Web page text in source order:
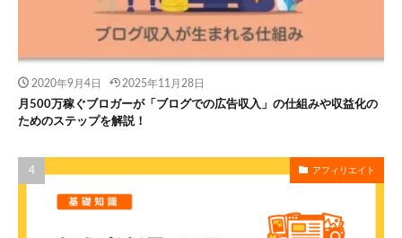
2020年9月4日 2025年11月28日
月500万稼ぐブロガーが「ブログでの広告収入」の仕組みや収益化の
ためのステップを解説！
アフィリエイト